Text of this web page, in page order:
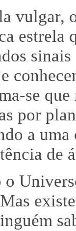
vulgar,
estrela
se
por
a
de